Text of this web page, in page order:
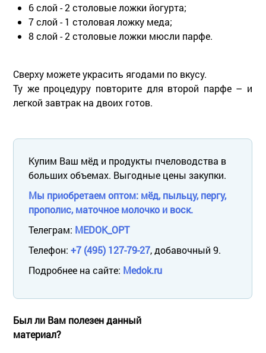
6 слой - 2 столовые ложки йогурта;
7 слой - 1 столовая ложку меда;
8 слой - 2 столовые ложки мюсли парфе.
Сверху можете украсить ягодами по вкусу.
Ту же процедуру повторите для второй парфе – и
легкой завтрак на двоих готов.
Купим Ваш мёд и продукты пчеловодства в
больших объемах. Выгодные цены закупки.
Мы приобретаем оптом: мёд, пыльцу, пергу,
прополис, маточное молочко и воск.
Телеграм: MEDOK_OPT
Телефон: +7 (495) 127-79-27, добавочный 9.
Подробнее на сайте: Medok.ru
Был ли Вам полезен данный
материал?